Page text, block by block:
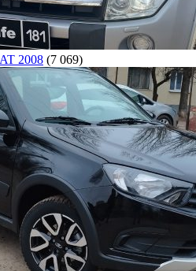
2008 (7 069)